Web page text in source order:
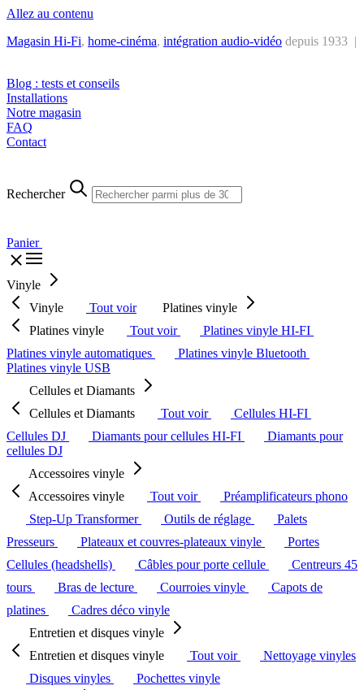
Allez au contenu
Magasin Hi-Fi, home-cinéma, intégration audio-vidéo depuis 1933 |
Blog : tests et conseils
Installations
Notre magasin
FAQ
Contact
Rechercher
Panier
Vinyle
Vinyle
Tout voir
Platines vinyle
Platines vinyle
Tout voir
Platines vinyle HI-FI
Platines vinyle automatiques
Platines vinyle Bluetooth
Platines vinyle USB
Cellules et Diamants
Cellules et Diamants
Tout voir
Cellules HI-FI
Cellules DJ
Diamants pour cellules HI-FI
Diamants pour
cellules DJ
Accessoires vinyle
Accessoires vinyle
Tout voir
Préamplificateurs phono
Step-Up Transformer
Outils de réglage
Palets
Presseurs
Plateaux et couvres-plateaux vinyle
Portes
Cellules (headshells)
Câbles pour porte cellule
Centreurs 45
tours
Bras de lecture Courroies vinyle
Capots de
platines
Cadres déco vinyle
Entretien et disques vinyle
Entretien et disques vinyle
Tout voir
Nettoyage vinyles
Disques vinyles
Pochettes vinyle